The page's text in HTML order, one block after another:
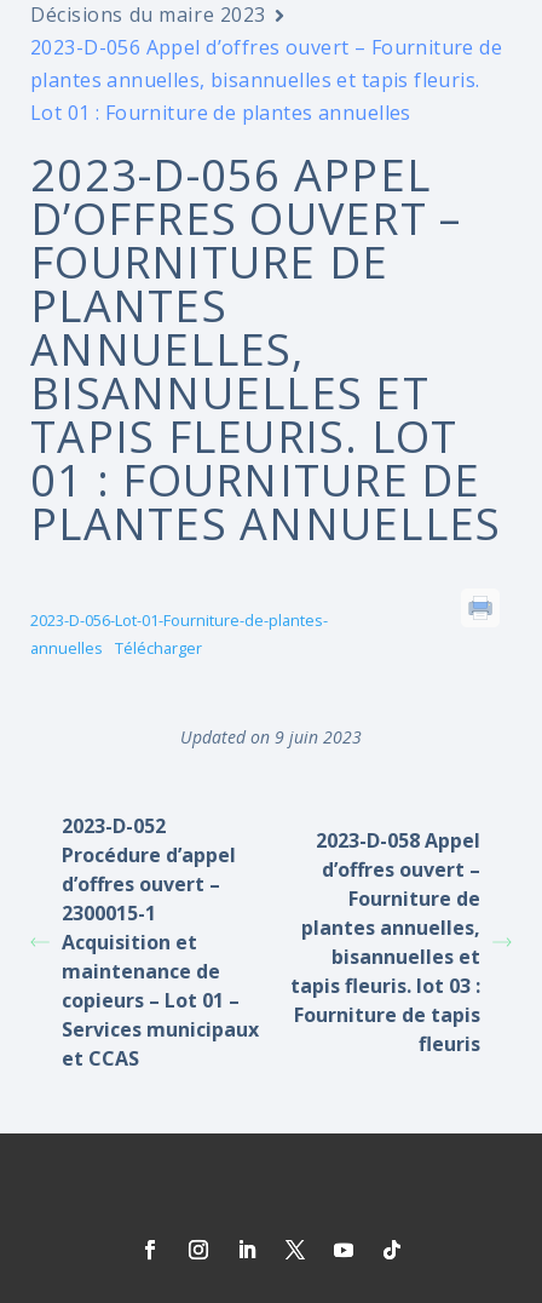
Décisions du maire 2023
2023-D-056 Appel d’offres ouvert – Fourniture de
plantes annuelles, bisannuelles et tapis fleuris.
Lot 01 : Fourniture de plantes annuelles
2023-D-056 APPEL
D’OFFRES OUVERT –
FOURNITURE DE
PLANTES
ANNUELLES,
BISANNUELLES ET
TAPIS FLEURIS. LOT
01 : FOURNITURE DE
PLANTES ANNUELLES
2023-D-056-Lot-01-Fourniture-de-plantes-
annuelles
Télécharger
Updated on 9 juin 2023
2023-D-052
Procédure d’appel
d’offres ouvert –
2300015-1
Acquisition et
maintenance de
copieurs – Lot 01 –
Services municipaux
et CCAS
2023-D-058 Appel
d’offres ouvert –
Fourniture de
plantes annuelles,
bisannuelles et
tapis fleuris. lot 03 :
Fourniture de tapis
fleuris